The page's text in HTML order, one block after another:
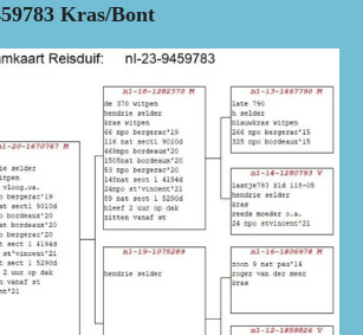
Kras/Bont